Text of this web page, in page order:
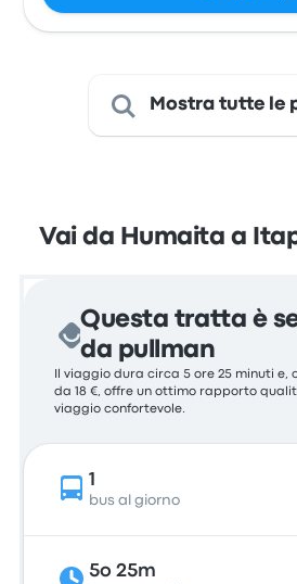
Mostra tutte le
Vai da Humaita a
Questa tratta è
da pullman
Il viaggio dura circa 5 ore 25 minuti
da 18 €, offre un ottimo rapporto
viaggio confortevole.
1
bus al giorno
5o 25m